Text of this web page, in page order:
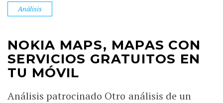
Análisis
NOKIA MAPS, MAPAS CON
SERVICIOS GRATUITOS EN
TU MÓVIL
Análisis patrocinado Otro análisis de un